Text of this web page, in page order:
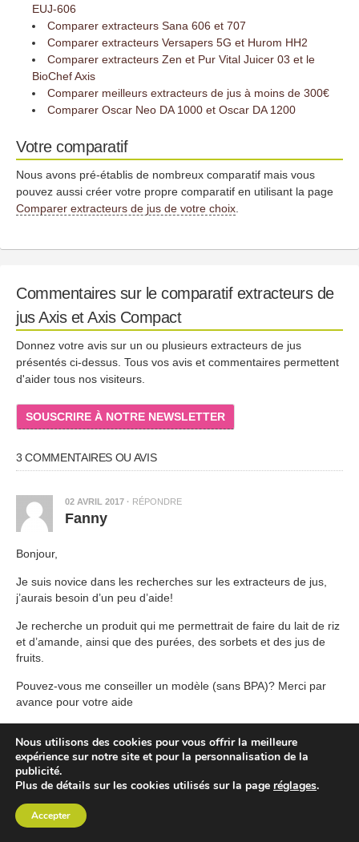
EUJ-606
Comparer extracteurs Sana 606 et 707
Comparer extracteurs Versapers 5G et Hurom HH2
Comparer extracteurs Zen et Pur Vital Juicer 03 et le
BioChef Axis
Comparer meilleurs extracteurs de jus à moins de 300€
Comparer Oscar Neo DA 1000 et Oscar DA 1200
Votre comparatif
Nous avons pré-établis de nombreux comparatif mais vous
pouvez aussi créer votre propre comparatif en utilisant la page
Comparer extracteurs de jus de votre choix
Commentaires sur le comparatif extracteurs de
jus Axis et Axis Compact
Donnez votre avis sur un ou plusieurs extracteurs de jus
présentés ci-dessus. Tous vos avis et commentaires permettent
d'aider tous nos visiteurs.
SOUSCRIRE À NOTRE NEWSLETTER
3 COMMENTAIRES OU AVIS
02 AVRIL 2017 · RÉPONDRE
Fanny
Bonjour,
Je suis novice dans les recherches sur les extracteurs de jus,
j’aurais besoin d’un peu d’aide!
Je recherche un produit qui me permettrait de faire du lait de riz
et d’amande, ainsi que des purées, des sorbets et des jus de
fruits.
Pouvez-vous me conseiller un modèle (sans BPA)? Merci par
avance pour votre aide
05 AVRIL 2017·
Samuel - ExtracteurDeJus.com
Pour faire les laits un modèle vertical avec un capuchon
Nous utilisons des cookies pour vous offrir la meilleure
expérience sur notre site et pour la personnalisation de la
publicité.
Plus de détails sur les cookies utilisés sur la page réglages.
Accepter